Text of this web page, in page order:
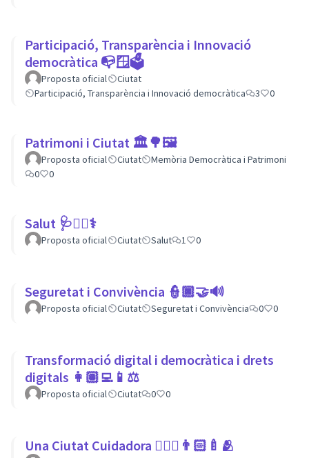
Participació, Transparència i Innovació
democràtica 📭🪟🗳
Proposta oficial
Ciutat
Participació, Transparència i Innovació democràtica
3 0
Patrimoni i Ciutat 🏛🌳🖼
Proposta oficial Ciutat
Memòria Democràtica i Patrimoni
0
0
Salut 🩺👩‍⚕️⚕
Proposta oficial Ciutat Salut 1 0
Seguretat i Convivència 👮🏿🤝🔊
Proposta oficial Ciutat Seguretat i Convivència 0 0
Transformació digital i democràtica i drets
digitals 👩🏽‍💻📱⚖
Proposta oficial Ciutat 0 0
Una Ciutat Cuidadora 💆🏾‍♀️👨🏻‍🍼🫂